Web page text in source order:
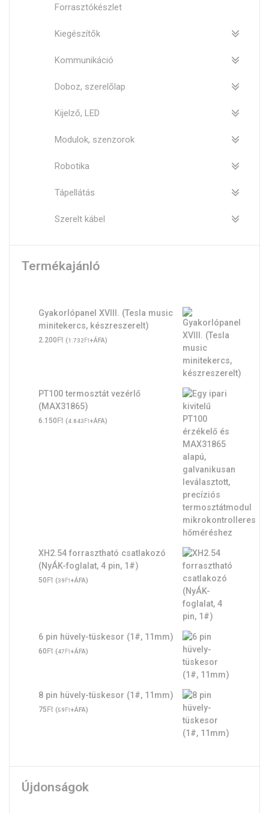
Forrasztókészlet
Kiegészítők
Kommunikáció
Doboz, szerelőlap
Kijelző, LED
Modulok, szenzorok
Robotika
Tápellátás
Szerelt kábel
Termékajánló
Gyakorlópanel XVIII. (Tesla music
minitekercs, készreszerelt)
2.200Ft (1.732Ft+ÁFA)
PT100 termosztát vezérlő
(MAX31865)
6.150Ft (4.843Ft+ÁFA)
XH2.54 forrasztható csatlakozó
(NyÁK-foglalat, 4 pin, 1#)
50Ft (39Ft+ÁFA)
6 pin hüvely-tüskesor (1#, 11mm)
60Ft (47Ft+ÁFA)
8 pin hüvely-tüskesor (1#, 11mm)
75Ft (59Ft+ÁFA)
Újdonságok